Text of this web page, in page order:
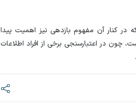
در کنار آن مفهوم بازدهی نیز اهمیت پیدا
چون در اعتبارسنجی برخی از افراد اطلاعات